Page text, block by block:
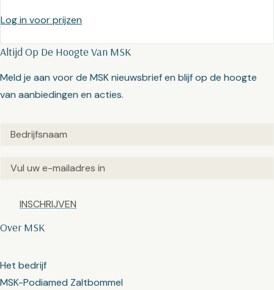
Log in voor prijzen
Over MSK
Het bedrijf
MSK-Podiamed Zaltbommel
Altijd Op De Hoogte Van MSK
Meld je aan voor de MSK nieuwsbrief en blijf op de hoogte
van aanbiedingen en acties.
Untitled(Vereist)
Email(Vereist)
Captcha